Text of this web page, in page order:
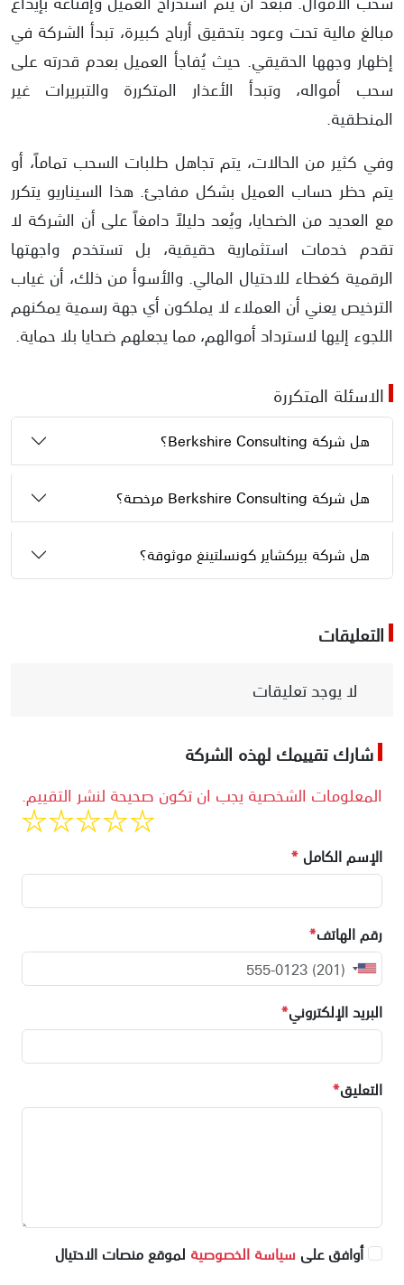
مبالغ مالية تحت وعود بتحقيق أرباح كبيرة، تبدأ الشركة في
إظهار وجهها الحقيقي. حيث يُفاجأ العميل بعدم قدرته على
سحب أمواله، وتبدأ الأعذار المتكررة والتبريرات غير
المنطقية.
وفي كثير من الحالات، يتم تجاهل طلبات السحب تماماً، أو
يتم حظر حساب العميل بشكل مفاجئ. هذا السيناريو يتكرر
مع العديد من الضحايا، ويُعد دليلاً دامغاً على أن الشركة لا
تقدم خدمات استثمارية حقيقية، بل تستخدم واجهتها
الرقمية كغطاء للاحتيال المالي. والأسوأ من ذلك، أن غياب
الترخيص يعني أن العملاء لا يملكون أي جهة رسمية يمكنهم
اللجوء إليها لاسترداد أموالهم، مما يجعلهم ضحايا بلا حماية.
الاسئلة المتكررة
هل شركة Berkshire Consulting؟
هل شركة Berkshire Consulting مرخصة؟
هل شركة بيركشاير كونسلتينغ موثوقة؟
التعليقات
لا يوجد تعليقات
شارك تقييمك لهذه الشركة
المعلومات الشخصية يجب ان تكون صحيحة لنشر التقييم.
الإسم الكامل *
رقم الهاتف*
البريد الإلكتروني*
التعليق*
أوافق على سياسة الخصوصية لموقع منصات الاحتيال